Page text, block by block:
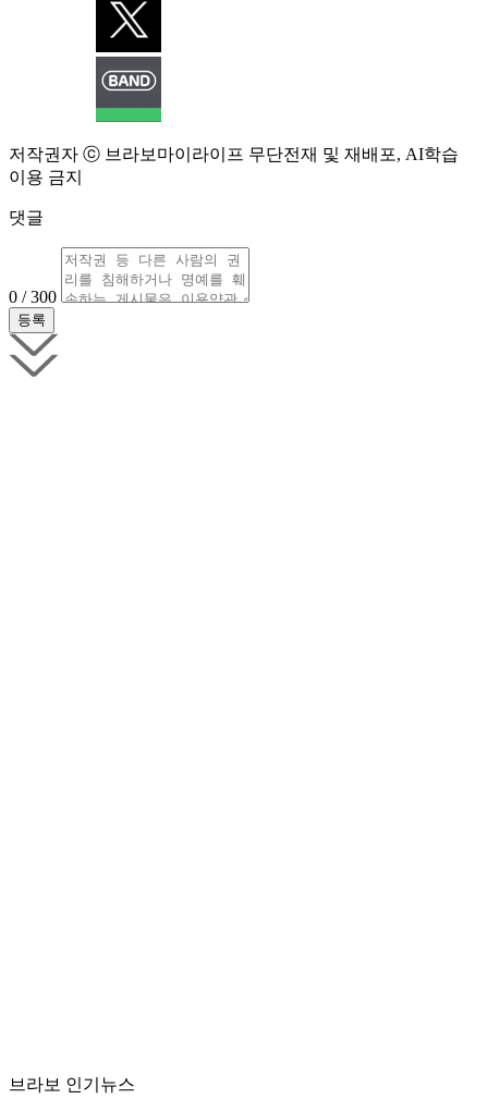
저작권자 ⓒ 브라보마이라이프 무단전재 및 재배포, AI학습
이용 금지
댓글
0 / 300
브라보 인기뉴스